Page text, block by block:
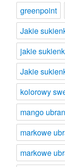
greenpoint
Jakie
jakie
Jakie
kolorowy
mango
markowe
markowe